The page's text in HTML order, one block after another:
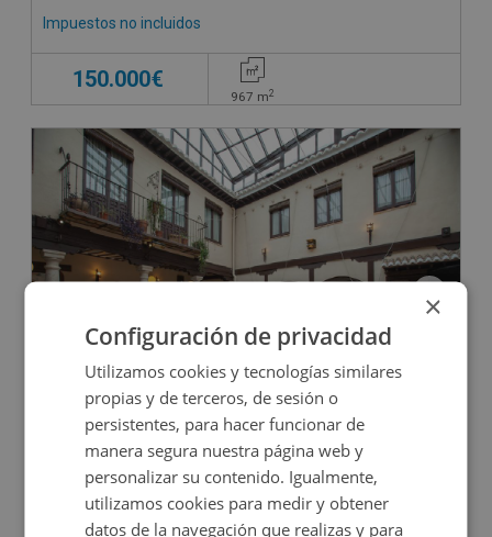
Impuestos no incluidos
150.000€
967 m2
Hotel en venta en CL FEDERICO RELIMPIO, 10
Impuestos no incluidos
1.572.000€
942m2 18Hab.
×
Configuración de privacidad
Utilizamos cookies y tecnologías similares
propias y de terceros, de sesión o
persistentes, para hacer funcionar de
manera segura nuestra página web y
personalizar su contenido. Igualmente,
utilizamos cookies para medir y obtener
datos de la navegación que realizas y para